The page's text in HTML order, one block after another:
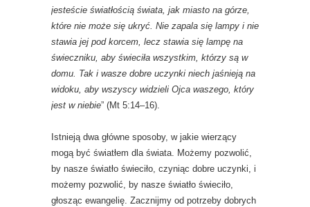
jesteście światłością świata, jak miasto na górze,
które nie może się ukryć. Nie zapala się lampy i nie
stawia jej pod korcem, lecz stawia się lampę na
świeczniku, aby świeciła wszystkim, którzy są w
domu. Tak i wasze dobre uczynki niech jaśnieją na
widoku, aby wszyscy widzieli Ojca waszego, który
jest w niebie” (Mt 5:14–16).
Istnieją dwa główne sposoby, w jakie wierzący
mogą być światłem dla świata. Możemy pozwolić,
by nasze światło świeciło, czyniąc dobre uczynki, i
możemy pozwolić, by nasze światło świeciło,
głosząc ewangelię. Zacznijmy od potrzeby dobrych